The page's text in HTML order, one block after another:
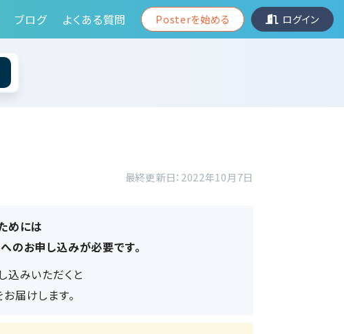
ブログ よくある質問 Posterを始める ログイン
最終更新日：2022年10月7日
めには
へのお申し込みが必要です。
込みいただくと
お届けします。